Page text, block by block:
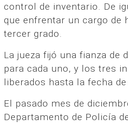
control de inventario. De
que enfrentar un cargo de
tercer grado.
La jueza fijó una fianza de
para cada uno, y los tres
liberados hasta la fecha
El pasado mes de
Departamento de Policía